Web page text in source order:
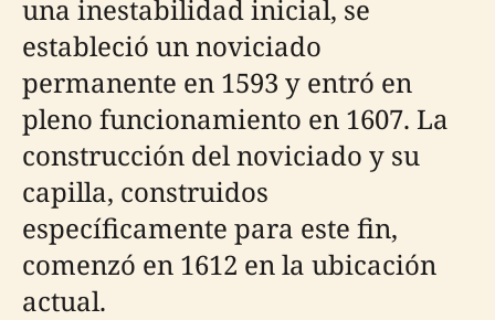
una inestabilidad inicial, se
estableció un noviciado
permanente en 1593 y entró en
pleno funcionamiento en 1607. La
construcción del noviciado y su
capilla, construidos
específicamente para este fin,
comenzó en 1612 en la ubicación
actual.